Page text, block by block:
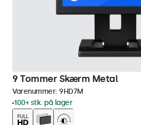
9 Tommer Skærm Metal
Varenummer: 9HD7M
100+ stk. på lager